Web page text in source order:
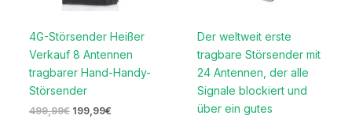
4G-Störsender Heißer
Verkauf 8 Antennen
tragbarer Hand-Handy-
Störsender
499,99€ 199,99€
Der weltweit erste
tragbare Störsender mit
24 Antennen, der alle
Signale blockiert und
über ein gutes